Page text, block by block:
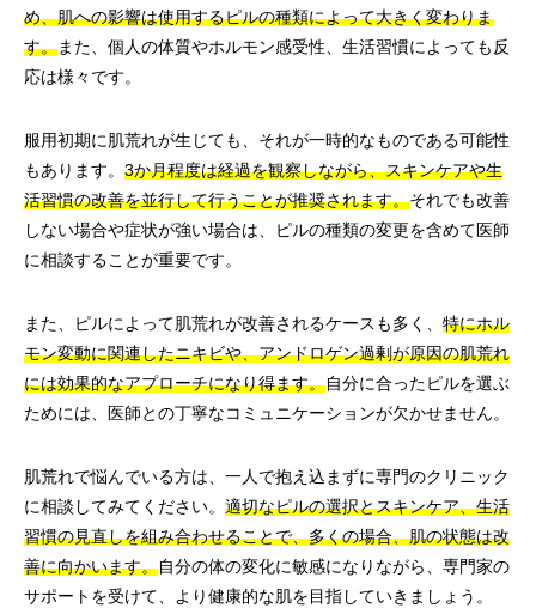
め、肌への影響は使用するピルの種類によって大きく変わりま
す。また、個人の体質やホルモン感受性、生活習慣によっても反
応は様々です。
服用初期に肌荒れが生じても、それが一時的なものである可能性
もあります。 3か月程度は経過を観察しながら、スキンケアや生
活習慣の改善を並行して行うことが推奨されます。それでも改善
しない場合や症状が強い場合は、ピルの種類の変更を含めて医師
に相談することが重要です。
また、ピルによって肌荒れが改善されるケースも多く、 特にホル
モン変動に関連したニキビや、アンドロゲン過剰が原因の肌荒れ
には効果的なアプローチになり得ます。自分に合ったピルを選ぶ
ためには、医師との丁寧なコミュニケーションが欠かせません。
肌荒れで悩んでいる方は、一人で抱え込まずに専門のクリニック
に相談してみてください。 適切なピルの選択とスキンケア、生活
習慣の見直しを組み合わせることで、多くの場合、肌の状態は改
善に向かいます。自分の体の変化に敏感になりながら、専門家の
サポートを受けて、より健康的な肌を目指していきましょう。